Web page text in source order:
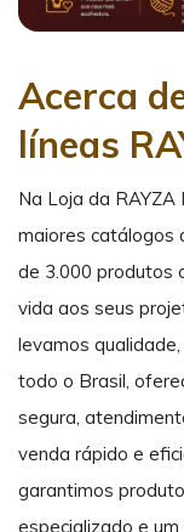
Acerca
líneas
Na Loja da RAYZA
maiores catálogos
de 3.000 produtos
vida aos seus
levamos
todo o Brasil,
segura,
venda rápido e
garantimos
especializado e